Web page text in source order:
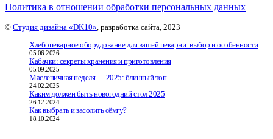
Политика в отношении обработки персональных данных
© Студия дизайна «DK10», разработка сайта, 2023
Хлебопекарное оборудование для вашей пекарни: выбор и особенности
05.06.2026
Кабачки: секреты хранения и приготовления
05.09.2025
Масленичная неделя — 2025: блинный топ.
24.02.2025
Каким должен быть новогодний стол 2025
26.12.2024
Как выбрать и засолить сёмгу?
18.10.2024